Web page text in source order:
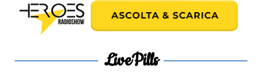
LivePills